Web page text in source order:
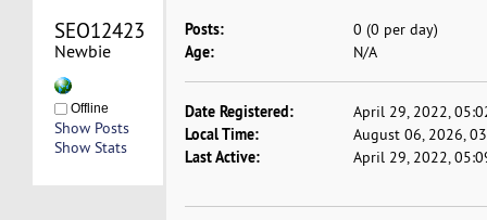
Newbie
Offline
Show Posts
Show Stats
Posts: 0 (0 per day)
Age: N/A
Date Registered: April 29, 2022,
Local Time: August 06, 2026,
Last Active: April 29, 2022,